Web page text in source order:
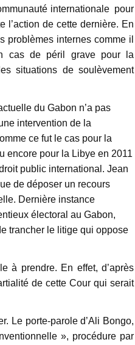
internationale pour
l’action de cette dernière. En
problèmes internes comme il
cas de péril grave pour la
situations de soulèvement
du Gabon n’a pas
intervention de la
ce fut le cas pour la
encore pour la Libye en 2011
public international. Jean
de déposer un recours
Dernière instance
électoral au Gabon,
trancher le litige qui oppose
à prendre. En effet, d’après
de cette Cour qui serait
Le porte-parole d’Ali Bongo,
», procédure par